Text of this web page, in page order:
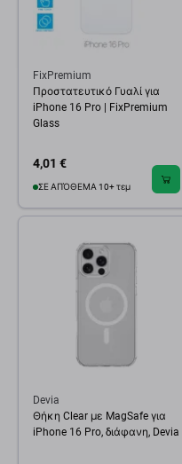
FixPremium
Προστατευτικό Γυαλί για
iPhone 16 Pro | FixPremium
Glass
4,01 €
ΣΕ ΑΠΌΘΕΜΑ 10+ τεμ
Devia
Θήκη Clear με MagSafe για
iPhone 16 Pro, διάφανη, Devia